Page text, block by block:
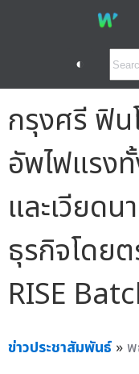
◐
กรุงศรี ฟิน
อัพไฟแรง
และเวียด
ธุรกิจโดย
RISE
ข่าวประชาสัมพันธ์ »พ